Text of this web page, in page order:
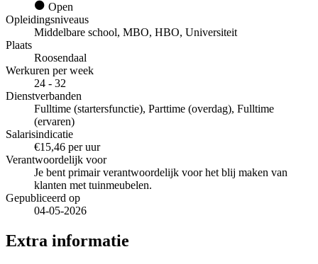
Open
Opleidingsniveaus
Middelbare school, MBO, HBO, Universiteit
Plaats
Roosendaal
Werkuren per week
24 - 32
Dienstverbanden
Fulltime (startersfunctie), Parttime (overdag), Fulltime
(ervaren)
Salarisindicatie
€15,46 per uur
Verantwoordelijk voor
Je bent primair verantwoordelijk voor het blij maken van
klanten met tuinmeubelen.
Gepubliceerd op
04-05-2026
Extra informatie